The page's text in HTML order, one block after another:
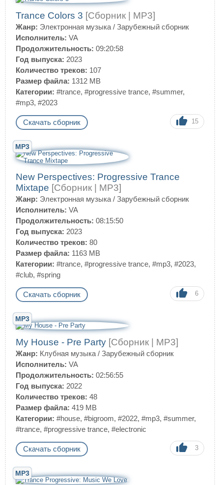
Trance Colors 3 [Сборник | MP3]
Жанр: Электронная музыка / Зарубежный сборник
Исполнитель: VA
Продолжительность: 09:20:58
Год выпуска: 2023
Количество треков: 107
Размер файла: 1312 MB
Категории: #trance, #progressive trance, #summer,
#mp3, #2023
Скачать сборник 15
MP3
New Perspectives: Progressive Trance
Mixtape [Сборник | MP3]
Жанр: Электронная музыка / Зарубежный сборник
Исполнитель: VA
Продолжительность: 08:15:50
Год выпуска: 2023
Количество треков: 80
Размер файла: 1163 MB
Категории: #trance, #progressive trance, #mp3, #2023,
#club, #spring
Скачать сборник 6
MP3
My House - Pre Party [Сборник | MP3]
Жанр: Клубная музыка / Зарубежный сборник
Исполнитель: VA
Продолжительность: 02:56:55
Год выпуска: 2022
Количество треков: 48
Размер файла: 419 MB
Категории: #house, #bigroom, #2022, #mp3, #summer,
#trance, #progressive trance, #electronic
Скачать сборник 3
MP3